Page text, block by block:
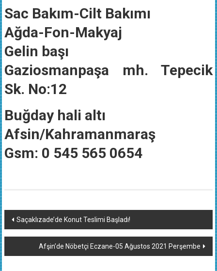
Sac Bakım-Cilt Bakımı
Ağda-Fon-Makyaj
Gelin başı
Gaziosmanpaşa mh. Tepecik
Sk. No:12
Buğday hali altı
Afsin/Kahramanmaraş
Gsm: 0 545 565 0654
Yazı
dolaşımı
Saçaklızade’de Konut Teslimi Başladı!
Afşin’de Nöbetçi Eczane-05 Ağustos 2021 Perşembe